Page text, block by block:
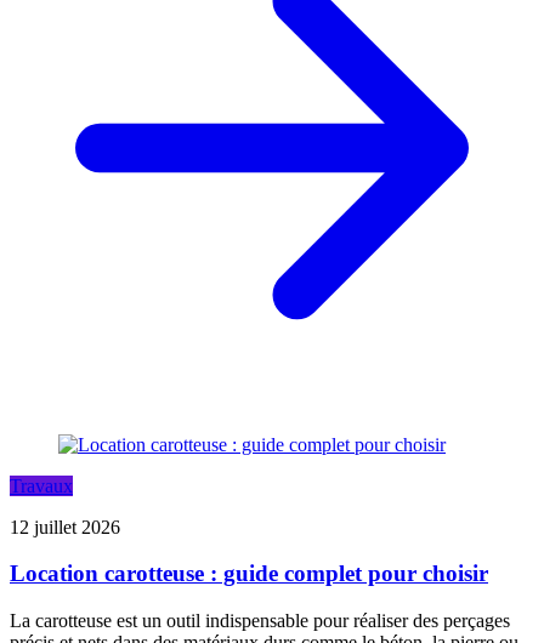
Travaux
12 juillet 2026
Location carotteuse : guide complet pour choisir
La carotteuse est un outil indispensable pour réaliser des perçages